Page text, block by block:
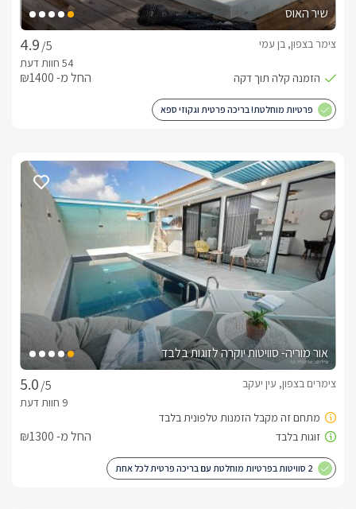
שיר האוס
/5
צימר בצפון, בן עמי
החל מ- ₪1400
פרטיות מוחלטת! בריכה פרטית וגקוזי ספא
אור מוריה- סוויטות יוקרה לזוגות בלבד
/5
צימרים בצפון, עין יעקב
החל מ- ₪1300
2 סוויטות בפרטיות מוחלטת עם בריכה פרטית לכל אחת